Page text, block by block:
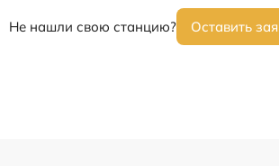
Не нашли свою станцию? Оставить